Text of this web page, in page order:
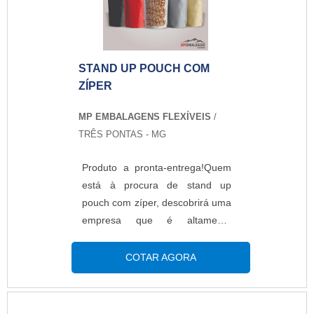
proteção e com as melhores
soluções para embalagens
plásticas.MAIS DETALHES
PERSONALIZADOA MP
Embalagens Flexíveis foca sua
STAND UP POUCH COM
ZÍPER
MP EMBALAGENS FLEXÍVEIS /
TRÊS PONTAS - MG
Produto a pronta-entrega!Quem
está à procura de stand up
pouch com zíper, descobrirá uma
empresa que é altamente
orçamento detalhado na melhor
companhia do segmento e
encontrando sofisticação e preço
COTAR AGORA